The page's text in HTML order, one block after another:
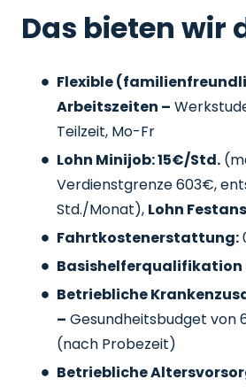
Das bieten wir
Flexible
Arbeitszeiten –
Teilzeit, Mo-Fr
Lohn Minijob: 15€/Std.
Verdienstgrenze 603€,
Std./Monat), Lohn
Fahrtkostenerstattung:
Basishelferqualifikation
Betriebliche
– Gesundheitsbudget von
(nach Probezeit)
Betriebliche